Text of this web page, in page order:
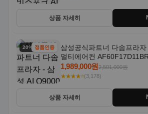
상품 자세히
20% 할인정품인증
삼성공식파트너 다솜프라
멀티에어컨
기본설치포함
1,989,000원2,501,000원
★★★★⭐(3,178)
상품 자세히